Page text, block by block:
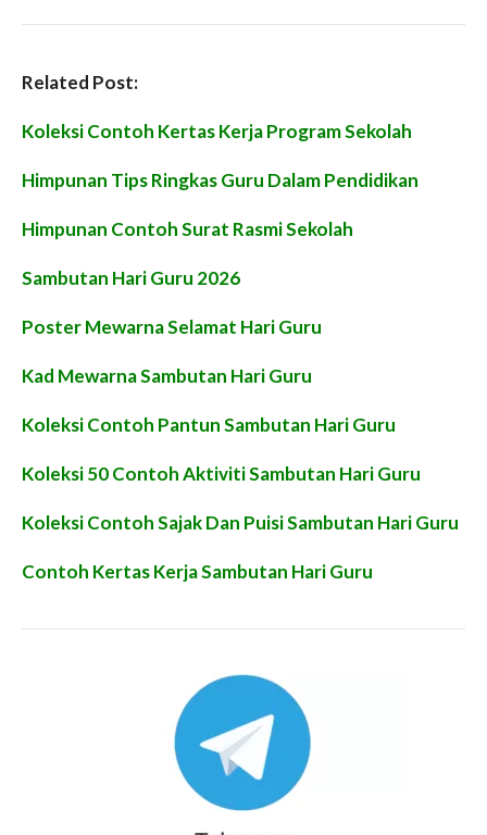
Related Post:
Koleksi Contoh Kertas Kerja Program Sekolah
Himpunan Tips Ringkas Guru Dalam Pendidikan
Himpunan Contoh Surat Rasmi Sekolah
Sambutan Hari Guru 2026
Poster Mewarna Selamat Hari Guru
Kad Mewarna Sambutan Hari Guru
Koleksi Contoh Pantun Sambutan Hari Guru
Koleksi 50 Contoh Aktiviti Sambutan Hari Guru
Koleksi Contoh Sajak Dan Puisi Sambutan Hari Guru
Contoh Kertas Kerja Sambutan Hari Guru